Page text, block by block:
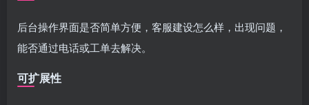
后台操作界面是否简单方便，客服建设怎么样，出现问题，
能否通过电话或工单去解决。
可扩展性